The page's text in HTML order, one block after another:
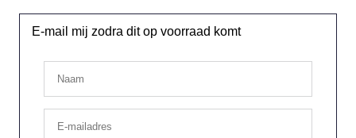
E-mail mij zodra dit op voorraad komt